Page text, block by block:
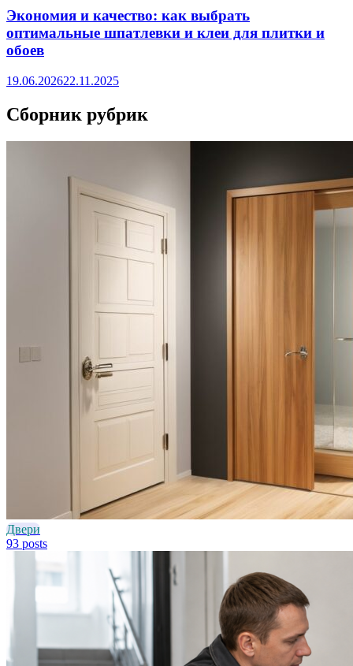
Экономия и качество: как выбрать
оптимальные шпатлевки и клеи для плитки и
обоев
19.06.202622.11.2025
Сборник рубрик
Двери
93 posts